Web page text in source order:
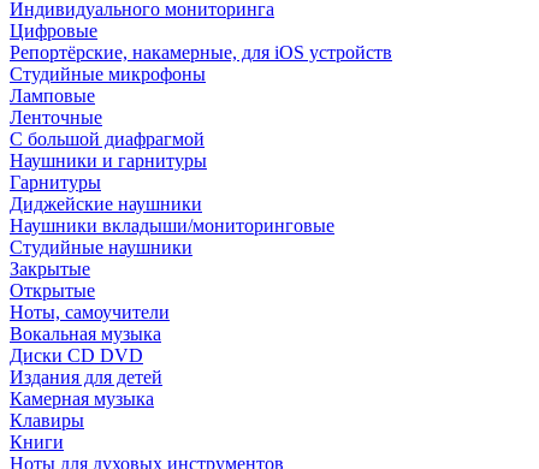
Индивидуального мониторинга
Цифровые
Репортёрские, накамерные, для iOS устройств
Студийные микрофоны
Ламповые
Ленточные
С большой диафрагмой
Наушники и гарнитуры
Гарнитуры
Диджейские наушники
Наушники вкладыши/мониторинговые
Студийные наушники
Закрытые
Открытые
Ноты, самоучители
Вокальная музыка
Диски CD DVD
Издания для детей
Камерная музыка
Клавиры
Книги
Ноты для духовых инструментов